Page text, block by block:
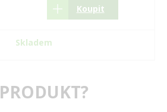
Koupit
Skladem
PRODUKT?